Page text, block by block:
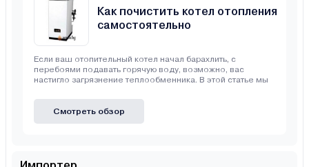
Как почистить котел отопления
самостоятельно
Если ваш отопительный котел начал барахлить, с
перебоями подавать горячую воду, возможно, вас
настигло загрязнение теплообменника. В этой статье мы
Смотреть обзор